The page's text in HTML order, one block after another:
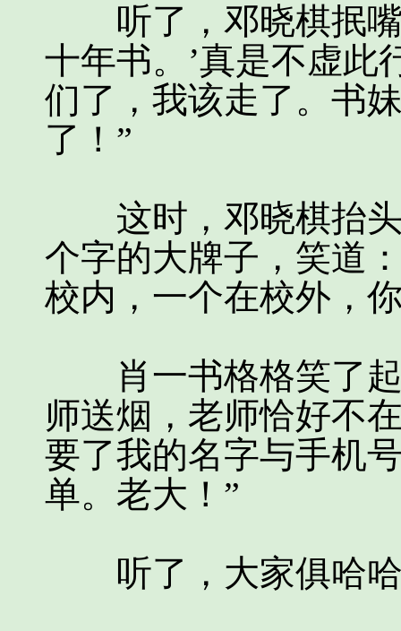
听了，邓晓棋抿嘴
十年书。’真是不虚此
们了，我该走了。书
了！”
这时，邓晓棋抬头
个字的大牌子，笑道
校内，一个在校外，
肖一书格格笑了起
师送烟，老师恰好不
要了我的名字与手机
单。老大！”
听了，大家俱哈哈